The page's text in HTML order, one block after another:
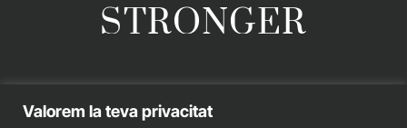
Valorem la teva privacitat
STRONGER